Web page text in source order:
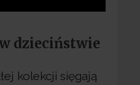
dzieciństwie
kolekcji sięgają